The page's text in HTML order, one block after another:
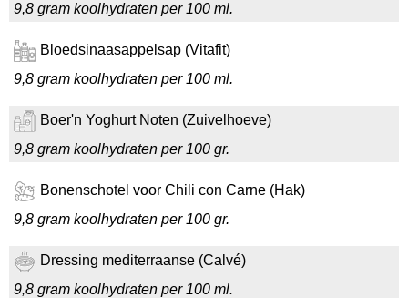
9,8 gram koolhydraten per 100 ml.
Bloedsinaasappelsap (Vitafit)
9,8 gram koolhydraten per 100 ml.
Boer'n Yoghurt Noten (Zuivelhoeve)
9,8 gram koolhydraten per 100 gr.
Bonenschotel voor Chili con Carne (Hak)
9,8 gram koolhydraten per 100 gr.
Dressing mediterraanse (Calvé)
9,8 gram koolhydraten per 100 ml.